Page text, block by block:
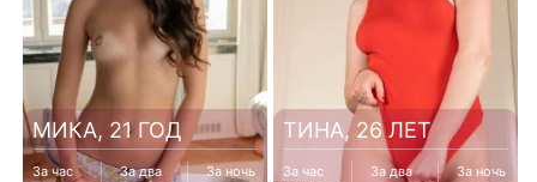
МИКА, 21 ГОД
За час За два За ночь
ТИНА, 26 ЛЕТ
За час За два За ночь